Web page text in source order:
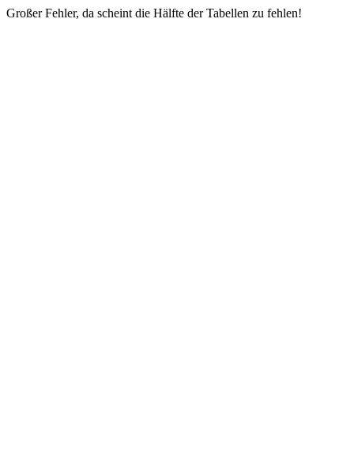
Großer Fehler, da scheint die Hälfte der Tabellen zu fehlen!